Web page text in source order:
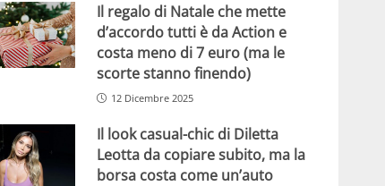
Il regalo di Natale che mette
d’accordo tutti è da Action e
costa meno di 7 euro (ma le
scorte stanno finendo)
12 Dicembre 2025
Il look casual-chic di Diletta
Leotta da copiare subito, ma la
borsa costa come un’auto